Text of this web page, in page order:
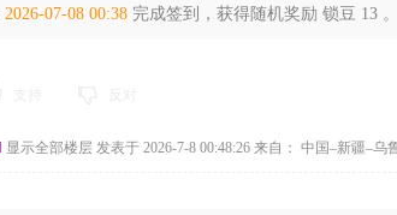
2026-07-08 00:38 完成签到，获得随机奖励 锁豆 13 。
显示全部楼层 发表于 2026-7-8 00:48:26 来自： 中国–新疆–乌